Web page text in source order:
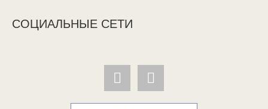
СОЦИАЛЬНЫЕ СЕТИ